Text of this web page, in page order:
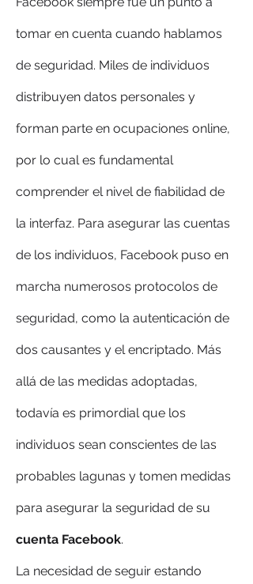
tomar en cuenta cuando hablamos
de seguridad. Miles de individuos
distribuyen datos personales y
forman parte en ocupaciones online,
por lo cual es fundamental
comprender el nivel de fiabilidad de
la interfaz. Para asegurar las cuentas
de los individuos, Facebook puso en
marcha numerosos protocolos de
seguridad, como la autenticación de
dos causantes y el encriptado. Más
allá de las medidas adoptadas,
todavía es primordial que los
individuos sean conscientes de las
probables lagunas y tomen medidas
cuenta Facebook.
La necesidad de seguir estando